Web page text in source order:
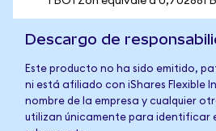
Descargo de
Este producto no ha sido emitido,
ni está afiliado con iShares Flexible
nombre de la empresa y cualquier
utilizan únicamente para identificar